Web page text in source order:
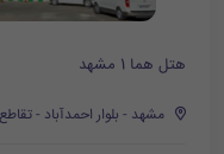
هتل هما 1 مشهد
مشهد - بلوار احمدآباد -